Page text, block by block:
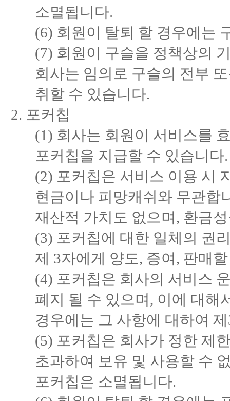
소멸됩니다.
(6) 회원이 탈퇴 할 경우에는
(7) 회원이 구슬을 정책상의
회사는 임의로 구슬의 전부
취할 수 있습니다.
포커칩
(1) 회사는 회원이 서비스를
포커칩을 지급할 수 있습니다.
(2) 포커칩은 서비스 이용 시
현금이나 피망캐쉬와 무관합
재산적 가치도 없으며, 환금
(3) 포커칩에 대한 일체의 권
제 3자에게 양도, 증여, 판매
(4) 포커칩은 회사의 서비스
폐지 될 수 있으며, 이에 대해
경우에는 그 사항에 대하여
(5) 포커칩은 회사가 정한 제
초과하여 보유 및 사용할 수
포커칩은 소멸됩니다.